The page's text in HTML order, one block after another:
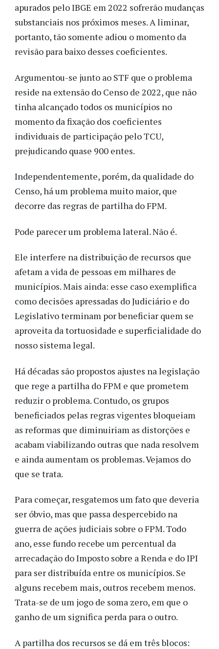
apurados pelo IBGE em 2022 sofrerão mudanças
substanciais nos próximos meses. A liminar,
portanto, tão somente adiou o momento da
revisão para baixo desses coeficientes.
Argumentou-se junto ao STF que o problema
reside na extensão do Censo de 2022, que não
tinha alcançado todos os municípios no
momento da fixação dos coeficientes
individuais de participação pelo TCU,
prejudicando quase 900 entes.
Independentemente, porém, da qualidade do
Censo, há um problema muito maior, que
decorre das regras de partilha do FPM.
Pode parecer um problema lateral. Não é.
Ele interfere na distribuição de recursos que
afetam a vida de pessoas em milhares de
municípios. Mais ainda: esse caso exemplifica
como decisões apressadas do Judiciário e do
Legislativo terminam por beneficiar quem se
aproveita da tortuosidade e superficialidade do
nosso sistema legal.
Há décadas são propostos ajustes na legislação
que rege a partilha do FPM e que prometem
reduzir o problema. Contudo, os grupos
beneficiados pelas regras vigentes bloqueiam
as reformas que diminuiriam as distorções e
acabam viabilizando outras que nada resolvem
e ainda aumentam os problemas. Vejamos do
que se trata.
Para começar, resgatemos um fato que deveria
ser óbvio, mas que passa despercebido na
guerra de ações judiciais sobre o FPM. Todo
ano, esse fundo recebe um percentual da
arrecadação do Imposto sobre a Renda e do IPI
para ser distribuída entre os municípios. Se
alguns recebem mais, outros recebem menos.
Trata-se de um jogo de soma zero, em que o
ganho de um significa perda para o outro.
A partilha dos recursos se dá em três blocos: